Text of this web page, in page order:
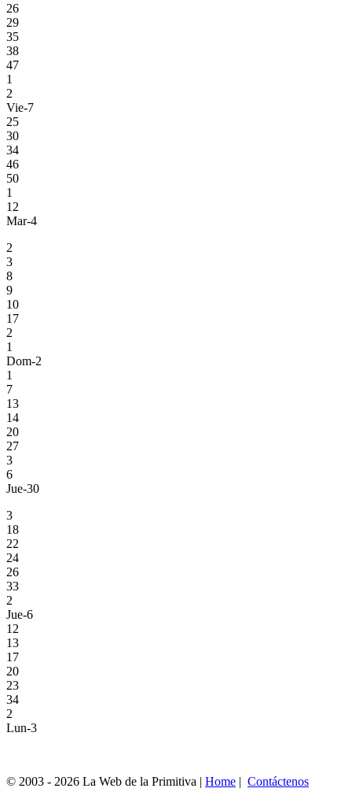
26
29
35
38
47
1
2
Vie-7
25
30
34
46
50
1
12
Mar-4
2
3
8
9
10
17
2
1
Dom-2
1
7
13
14
20
27
3
6
Jue-30
3
18
22
24
26
33
2
Jue-6
12
13
17
20
23
34
2
Lun-3
© 2003 - 2026 La Web de la Primitiva | Home | Contáctenos